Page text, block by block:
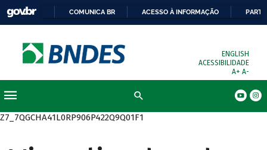
COMUNICA BR ACESSO À INFORMAÇÃO
ENGLISH
ACESSIBILIDADE
A+ A-
Z7_7QGCHA41L0RP906P422Q9Q01F1